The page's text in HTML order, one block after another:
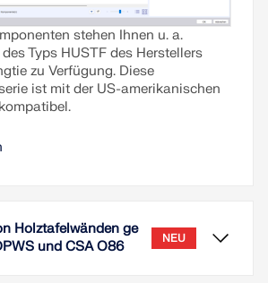
stehen Ihnen u. a.
Typs HUSTF des Herstellers
zu Verfügung. Diese
ist mit der US-amerikanischen
Holztafelwänden ge
und CSA O86
NEU